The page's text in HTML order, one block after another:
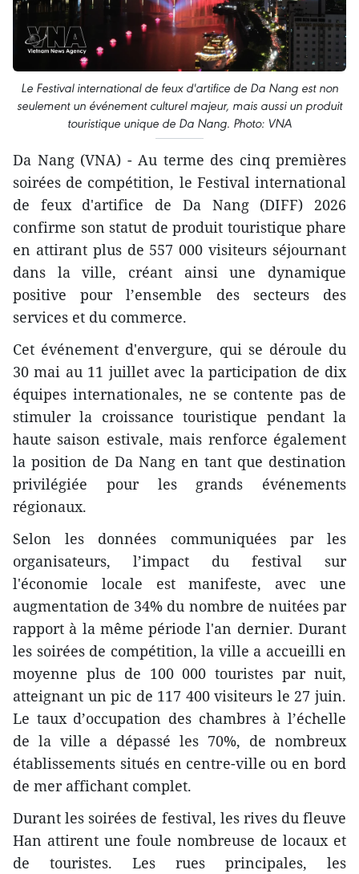
Le Festival international de feux d'artifice de Da Nang est non
seulement un événement culturel majeur, mais aussi un produit
touristique unique de Da Nang. Photo: VNA
Da Nang (VNA) - Au terme des cinq premières
soirées de compétition, le Festival international
de feux d'artifice de Da Nang (DIFF) 2026
confirme son statut de produit touristique phare
en attirant plus de 557 000 visiteurs séjournant
dans la ville, créant ainsi une dynamique
positive pour l’ensemble des secteurs des
services et du commerce.
Cet événement d'envergure, qui se déroule du
30 mai au 11 juillet avec la participation de dix
équipes internationales, ne se contente pas de
stimuler la croissance touristique pendant la
haute saison estivale, mais renforce également
la position de Da Nang en tant que destination
privilégiée pour les grands événements
régionaux.
Selon les données communiquées par les
organisateurs, l’impact du festival sur
l'économie locale est manifeste, avec une
augmentation de 34% du nombre de nuitées par
rapport à la même période l'an dernier. Durant
les soirées de compétition, la ville a accueilli en
moyenne plus de 100 000 touristes par nuit,
atteignant un pic de 117 400 visiteurs le 27 juin.
Le taux d’occupation des chambres à l’échelle
de la ville a dépassé les 70%, de nombreux
établissements situés en centre-ville ou en bord
de mer affichant complet.
Durant les soirées de festival, les rives du fleuve
Han attirent une foule nombreuse de locaux et
de touristes. Les rues principales, les